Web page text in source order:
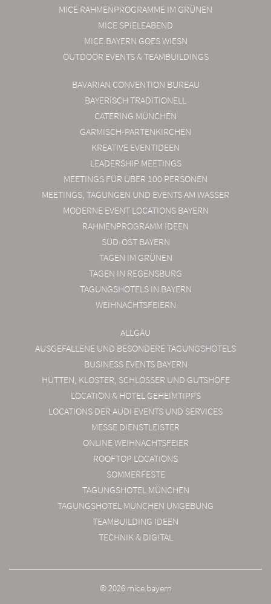
MICE RAHMENPROGRAMME IM GRÜNEN
MICE SPIELEABEND
MICE.BAYERN GOES WIESN
OUTDOOR EVENTS & TEAMBUILDINGS
BAVARIAN CONVENTION BUREAU
BAYERISCH TRADITIONELL
CATERING MÜNCHEN
GARMISCH-PARTENKIRCHEN
KREATIVE EVENTIDEEN
LEADERSHIP MEETINGS
MEETINGS FÜR ÜBER 100 PERSONEN
MEETINGS, TAGUNGEN UND EVENTS AM WASSER
MODERNE EVENT LOCATIONS BAYERN
RAHMENPROGRAMM IDEEN
SÜD-OST BAYERN
TAGEN IM GRÜNEN
TAGEN IN REGENSBURG
TAGUNGSHOTELS IN BAYERN
WEIHNACHTSFEIERN
ALLGÄU
AUSGEFALLENE UND BESONDERE TAGUNGSHOTELS
BUSINESS EVENTS BAYERN
HÜTTEN, KLOSTER, SCHLÖSSER UND GUTSHÖFE
LOCATION & HOTEL GEHEIMTIPPS
LOCATIONS DER AUDI EVENTS UND SERVICES
MESSE DIENSTLEISTER
ONLINE WEIHNACHTSFEIER
ROOFTOP LOCATIONS
SOMMERFESTE
TAGUNGSHOTEL MÜNCHEN
TAGUNGSHOTEL MÜNCHEN UMGEBUNG
TEAMBUILDING IDEEN
TECHNIK & DIGITAL
© 2026 mice.bayern